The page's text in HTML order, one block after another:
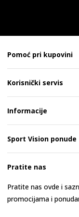
Pomoć pri kupovini
Korisnički servis
Informacije
Sport Vision ponude
Pratite nas
Pratite nas ovde i
promocijama i